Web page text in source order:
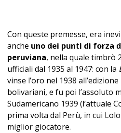
Con queste premesse, era
anche uno dei punti di forza
peruviana, nella quale timbrò
ufficiali dal 1935 al 1947: con la
vinse l’oro nel 1938
bolivariani, e fu poi l’assoluto
Sudamericano 1939 (l’attuale
prima volta dal Perù, in cui
miglior giocatore.